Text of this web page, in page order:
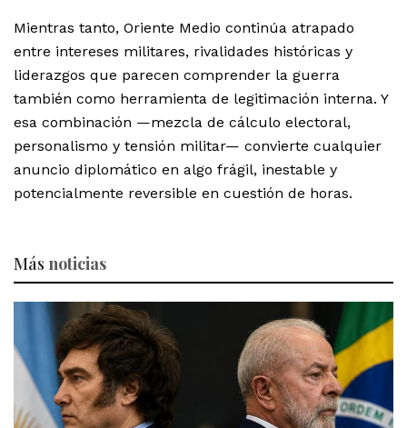
Mientras tanto, Oriente Medio continúa atrapado
entre intereses militares, rivalidades históricas y
liderazgos que parecen comprender la guerra
también como herramienta de legitimación interna. Y
esa combinación —mezcla de cálculo electoral,
personalismo y tensión militar— convierte cualquier
anuncio diplomático en algo frágil, inestable y
potencialmente reversible en cuestión de horas.
Más noticias